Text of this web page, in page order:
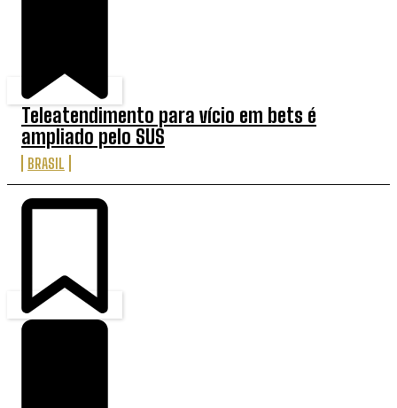
Teleatendimento para vício em bets é
ampliado pelo SUS
BRASIL